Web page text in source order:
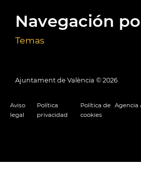
Navegación
Temas
Ajuntament de València © 2026
Aviso
legal
Política
privacidad
Política de
cookies
Agencia